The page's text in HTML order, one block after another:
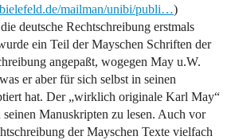
mailman/unibi/publi…)
deutsche Rechtschreibung erstmals
ein Teil der Mayschen Schriften der
angepaßt, wogegen May u.W.
er aber für sich selbst in seinen
hat. Der „wirklich originale Karl May“
Manuskripten zu lesen. Auch vor
der Mayschen Texte vielfach